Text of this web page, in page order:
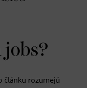
jobs?
článku rozumejú